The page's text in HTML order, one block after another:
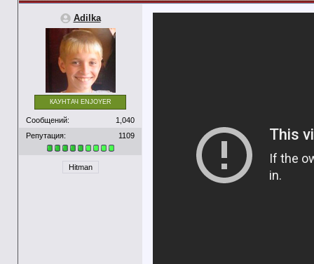
Adilka
КАУНТАЧ ENJOYER
Сообщений:
1,040
Репутация:
1109
Hitman